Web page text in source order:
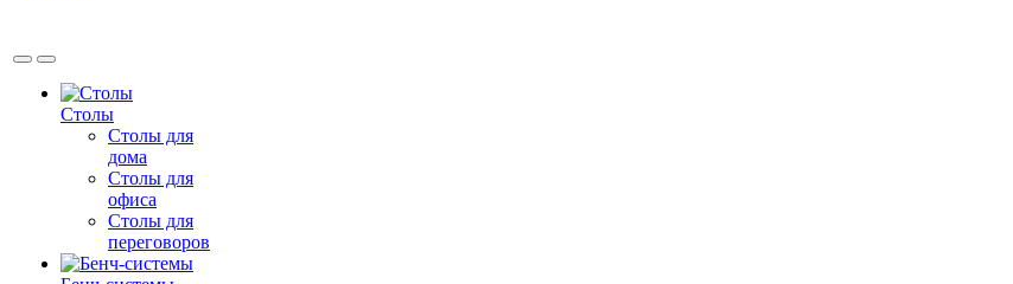
Столы
Столы для
дома
Столы для
офиса
Столы для
переговоров